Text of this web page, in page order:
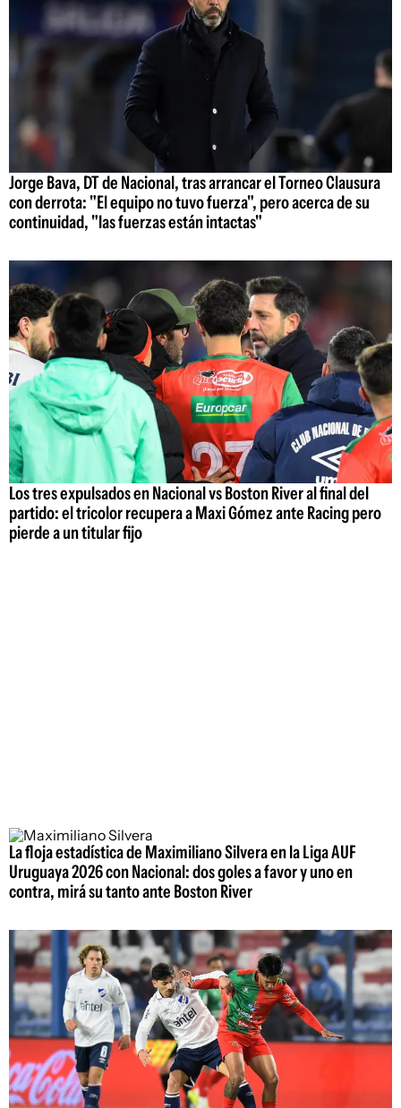
Jorge Bava, DT de Nacional, tras arrancar el Torneo Clausura
con derrota: "El equipo no tuvo fuerza", pero acerca de su
continuidad, "las fuerzas están intactas"
Los tres expulsados en Nacional vs Boston River al final del
partido: el tricolor recupera a Maxi Gómez ante Racing pero
pierde a un titular fijo
La floja estadística de Maximiliano Silvera en la Liga AUF
Uruguaya 2026 con Nacional: dos goles a favor y uno en
contra, mirá su tanto ante Boston River